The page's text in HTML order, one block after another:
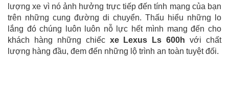
lượng xe vì nó ảnh hưởng trực tiếp đến tính mạng của bạn
trên những cung đường di chuyển. Thấu hiểu những lo
lắng đó chúng luôn luôn nỗ lực hết mình mang đến cho
khách hàng những chiếcxe Lexus Ls 600h với chất
lượng hàng đầu, đem đến những lộ trình an toàn tuyệt đối.